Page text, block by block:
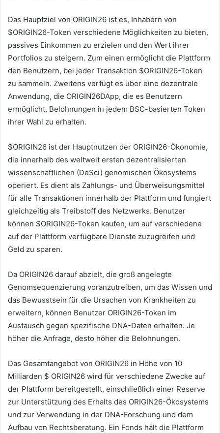
Das Hauptziel von ORIGIN26 ist es, Inhabern von
$ORIGIN26-Token verschiedene Möglichkeiten zu bieten,
passives Einkommen zu erzielen und den Wert ihrer
Portfolios zu steigern. Zum einen ermöglicht die Plattform
den Benutzern, bei jeder Transaktion $ORIGIN26-Token
zu sammeln. Zweitens verfügt es über eine dezentrale
Anwendung, die ORIGIN26DApp, die es Benutzern
ermöglicht, Belohnungen in jedem BSC-basierten Token
ihrer Wahl zu erhalten.
$ORIGIN26 ist der Hauptnutzen der ORIGIN26-Ökonomie,
die innerhalb des weltweit ersten dezentralisierten
wissenschaftlichen (DeSci) genomischen Ökosystems
operiert. Es dient als Zahlungs- und Überweisungsmittel
für alle Transaktionen innerhalb der Plattform und fungiert
gleichzeitig als Treibstoff des Netzwerks. Benutzer
können $ORIGIN26-Token kaufen, um auf verschiedene
auf der Plattform verfügbare Dienste zuzugreifen und
Geld zu sparen.
Da ORIGIN26 darauf abzielt, die groß angelegte
Genomsequenzierung voranzutreiben, um das Wissen und
das Bewusstsein für die Ursachen von Krankheiten zu
erweitern, können Benutzer ORIGIN26-Token im
Austausch gegen spezifische DNA-Daten erhalten. Je
höher die Anfrage, desto höher die Belohnungen.
Das Gesamtangebot von ORIGIN26 in Höhe von 10
Milliarden $ ORIGIN26 wird für verschiedene Zwecke auf
der Plattform bereitgestellt, einschließlich einer Reserve
zur Unterstützung des Erhalts des ORIGIN26-Ökosystems
und zur Verwendung in der DNA-Forschung und dem
Aufbau von Rechtsberatung. Ein Fonds hält die Plattform